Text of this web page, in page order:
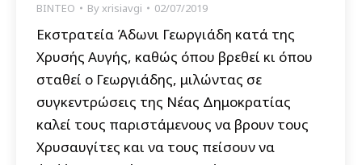
ΒΙΝΤΕΟ Byxrisiavgi 02/07/2019
Εκστρατεία Άδωνι Γεωργιάδη κατά της
Χρυσής Αυγής, καθώς όπου βρεθεί κι όπου
σταθεί ο Γεωργιάδης, μιλώντας σε
συγκεντρώσεις της Νέας Δημοκρατίας
καλεί τους παριστάμενους να βρουν τους
Χρυσαυγίτες και να τους πείσουν να